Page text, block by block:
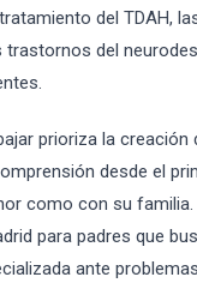
del TDAH,
trastornos del
prioriza la creación
desde el
como con su familia.
para padres que
ante